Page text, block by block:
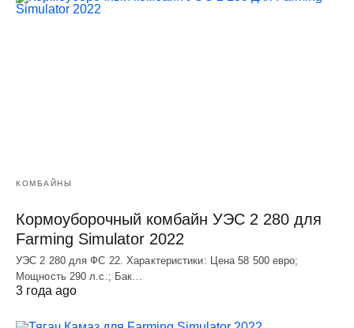
КОМБАЙНЫ
Кормоуборочный комбайн УЭC 2 280 для
Farming Simulator 2022
УЭC 2 280 для ФС 22. Характеристики: Цена 58 500 евро;
Мощность 290 л.с.; Бак…
3 года ago